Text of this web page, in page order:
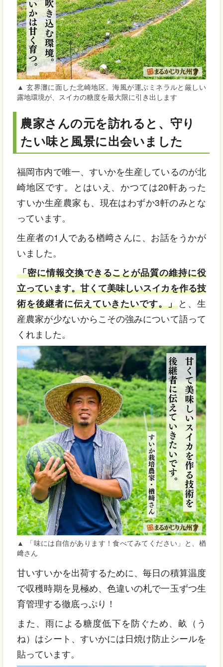
▲ 玄界灘に面した北崎地区。海風が運ぶミネラルと厳しい
露地環境が、スイカの糖度を最大限に引き出します
農家さんの元を訪れると、守り
たい味と風景に出会いました
福岡市内で唯一、すいかを生産しているのが北
崎地区です。とはいえ、かつては20軒あった
すいか生産農家も、現在はわずか3軒のみとな
っています。
生産者の1人である楢﨑さんに、お話をうかが
いました。
「密に情報交換できることが品質の維持に役
立っています。甘くて美味しいスイカを作る技
術を後継者に伝えていきたいです。」と、生
産農家が少ないからこその強みについて語って
くれました。
▲ 「味には自信があります！食べてみてください」と、楢
﨑さん
甘いすいかを出荷するために、毎日の積算温度
で収穫時期を見極め、色違いの札で一玉ずつ生
育管理する徹底っぷり！
また、雨による糖度低下を防ぐため、畝（う
ね）はシート、すいかには日焼け防止シールを
貼っています。